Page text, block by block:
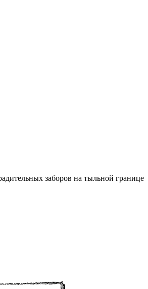
заборов на тыльной границе